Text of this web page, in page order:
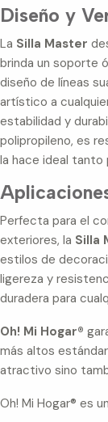
Diseño y
La Silla Master
brinda un soporte
diseño de líneas
artístico a
estabilidad y
polipropileno, es
la hace ideal tanto
Perfecta para el
exteriores, la Silla
estilos de
ligereza y
duradera para
Oh! Mi Hogar®
más altos
atractivo sino
Oh! Mi Hogar® es